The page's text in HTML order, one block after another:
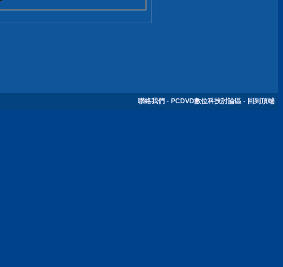
聯絡我們 - PCDVD數位科技討論區 - 回到頂端